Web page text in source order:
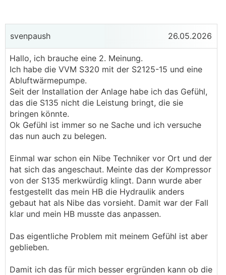
svenpaush 26.05.2026
Hallo, ich brauche eine 2. Meinung.
Ich habe die VVM S320 mit der S2125-15 und eine
Abluftwärmepumpe.
Seit der Installation der Anlage habe ich das Gefühl,
das die S135 nicht die Leistung bringt, die sie
bringen könnte.
Ok Gefühl ist immer so ne Sache und ich versuche
das nun auch zu belegen.
Einmal war schon ein Nibe Techniker vor Ort und der
hat sich das angeschaut. Meinte das der Kompressor
von der S135 merkwürdig klingt. Dann wurde aber
festgestellt das mein HB die Hydraulik anders
gebaut hat als Nibe das vorsieht. Damit war der Fall
klar und mein HB musste das anpassen.
Das eigentliche Problem mit meinem Gefühl ist aber
geblieben.
Damit ich das für mich besser ergründen kann ob die